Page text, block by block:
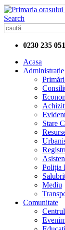
Search
0230 235 051
Acasa
Administrație
Stare
Poliția
Mediu
Comunitate